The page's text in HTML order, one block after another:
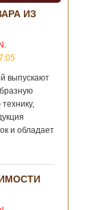
ИЗ
выпускают
и обладает